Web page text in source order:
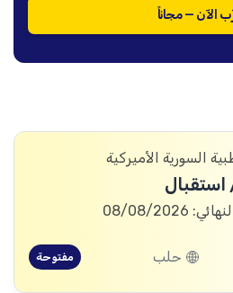
الآن — مجاناً
السورية الأميركية
استقبال
08/08/2026
حلب مفتوحة